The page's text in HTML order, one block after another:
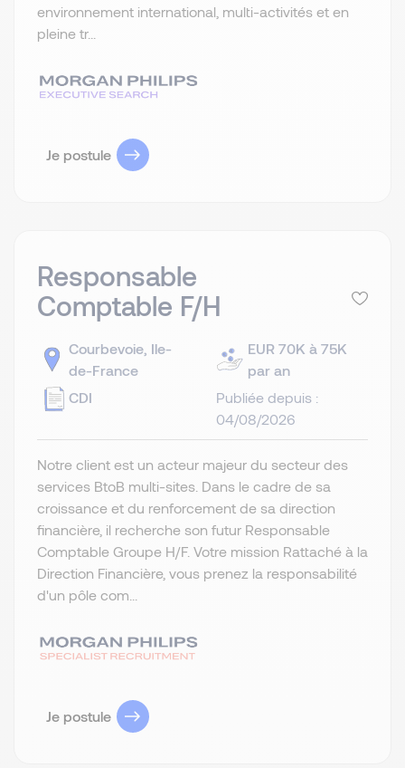
environnement international, multi-activités et en
pleine tr...
Je postule
Responsable
Comptable F/H
Courbevoie, Ile-
de-France
CDI
EUR 70K à 75K
par an
Publiée depuis :
04/08/2026
Notre client est un acteur majeur du secteur des
services BtoB multi-sites. Dans le cadre de sa
croissance et du renforcement de sa direction
financière, il recherche son futur Responsable
Comptable Groupe H/F. Votre mission Rattaché à la
Direction Financière, vous prenez la responsabilité
d'un pôle com...
Je postule